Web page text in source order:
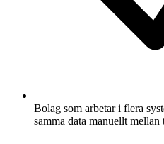
Bolag som arbetar i flera
samma data manuellt mellan